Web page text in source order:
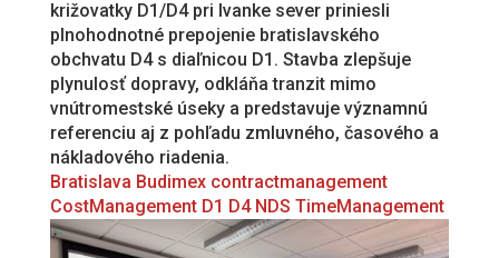
križovatky D1/D4 pri Ivanke sever priniesli
plnohodnotné prepojenie bratislavského
obchvatu D4 s diaľnicou D1. Stavba zlepšuje
plynulosť dopravy, odkláňa tranzit mimo
vnútromestské úseky a predstavuje významnú
referenciu aj z pohľadu zmluvného, časového a
nákladového riadenia.
Bratislava Budimex contractmanagement
CostManagement D1 D4 NDS TimeManagement